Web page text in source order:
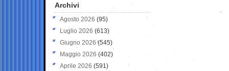
Archivi
Agosto 2026 (95)
Luglio 2026 (613)
Giugno 2026 (545)
Maggio 2026 (402)
Aprile 2026 (591)